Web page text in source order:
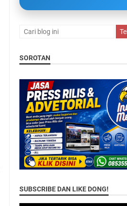
SOROTAN
SUBSCRIBE DAN LIKE DONG!